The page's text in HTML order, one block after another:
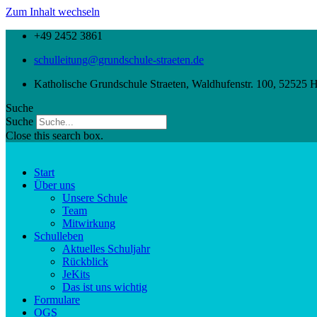
Zum Inhalt wechseln
+49 2452 3861
schulleitung@grundschule-straeten.de
Katholische Grundschule Straeten, Waldhufenstr. 100, 52525
Suche
Suche
Close this search box.
Start
Über uns
Unsere Schule
Team
Mitwirkung
Schulleben
Aktuelles Schuljahr
Rückblick
JeKits
Das ist uns wichtig
Formulare
OGS